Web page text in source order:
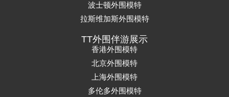
波士顿外围模特
拉斯维加斯外围模特
TT外围伴游展示
香港外围模特
北京外围模特
上海外围模特
多伦多外围模特